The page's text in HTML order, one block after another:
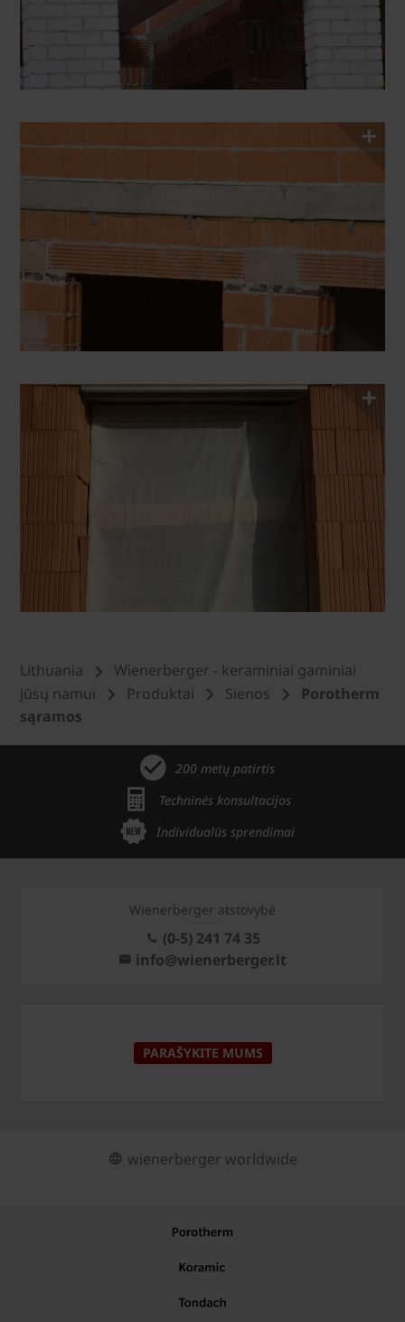
Lithuania
Wienerberger - keraminiai gaminiai
Jūsų namui
Produktai Sienos
Porotherm
sąramos
200 metų patirtis
Techninės konsultacijos
Individualūs sprendimai
Wienerberger atstovybė
(0-5) 241 74 35
info@wienerberger.lt
PARAŠYKITE MUMS
wienerberger worldwide